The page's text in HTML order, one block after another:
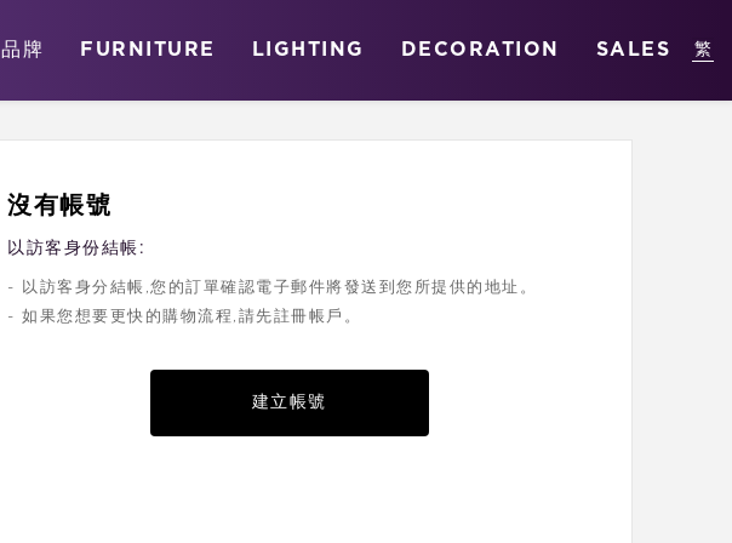
品牌 FURNITURE LIGHTING DECORATION SALES
沒有帳號
以訪客身份結帳:
- 以訪客身分結帳,您的訂單確認電子郵件將發送到您所提供的地址。
- 如果您想要更快的購物流程,請先註冊帳戶。
建立帳號